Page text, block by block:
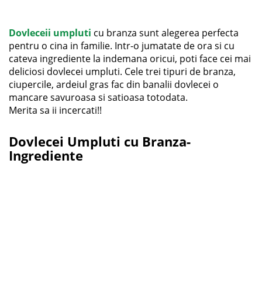
Dovleceii umpluti cu branza sunt alegerea perfecta
pentru o cina in familie. Intr-o jumatate de ora si cu
cateva ingrediente la indemana oricui, poti face cei mai
deliciosi dovlecei umpluti. Cele trei tipuri de branza,
ciupercile, ardeiul gras fac din banalii dovlecei o
mancare savuroasa si satioasa totodata.
Merita sa ii incercati!!
Dovlecei Umpluti cu Branza-
Ingrediente